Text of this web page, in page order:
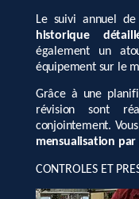
Le suivi annuel
historique
également un
équipement sur le
Grâce à une
révision sont
conjointement.
mensualisation
CONTROLES ET